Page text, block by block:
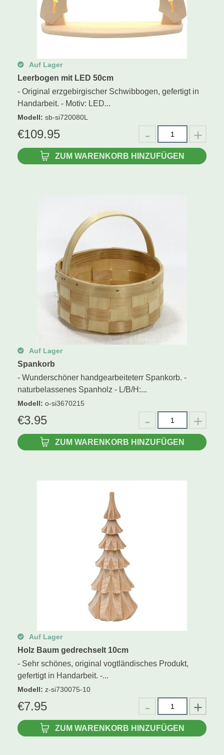
Auf Lager
Leerbogen mit LED 50cm
- Original erzgebirgischer Schwibbogen, gefertigt in
Handarbeit. - Motiv: LED...
Modell: sb-si720080L
€109.95
ZUM WARENKORB HINZUFÜGEN
Auf Lager
Spankorb
- Wunderschöner handgearbeiteterr Spankorb. -
naturbelassenes Spanholz - L/B/H:...
Modell: o-si3670215
€3.95
ZUM WARENKORB HINZUFÜGEN
Auf Lager
Holz Baum gedrechselt 10cm
- Sehr schönes, original vogtländisches Produkt,
gefertigt in Handarbeit. -...
Modell: z-si730075-10
€7.95
ZUM WARENKORB HINZUFÜGEN